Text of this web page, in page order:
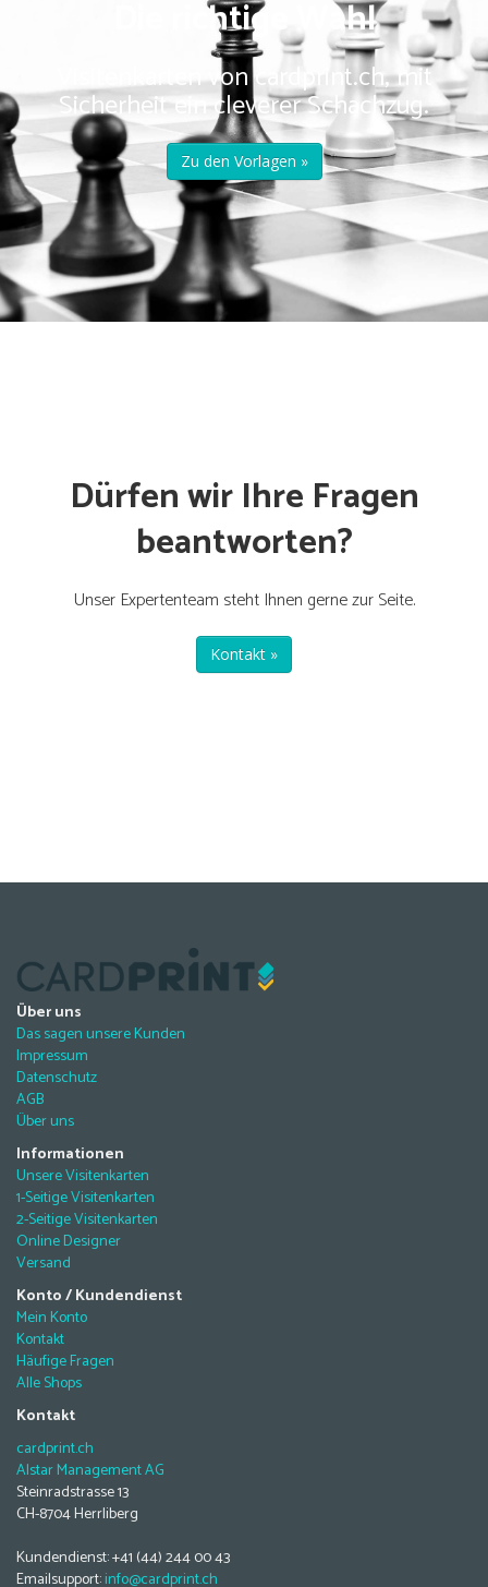
Die richtige Wahl
Visitenkarten von cardprint.ch, mit
Sicherheit ein cleverer Schachzug.
Zu den Vorlagen »
Dürfen wir Ihre Fragen
beantworten?
Unser Expertenteam steht Ihnen gerne zur Seite.
Kontakt »
Über uns
Das sagen unsere Kunden
Impressum
Datenschutz
AGB
Über uns
Informationen
Unsere Visitenkarten
1-Seitige Visitenkarten
2-Seitige Visitenkarten
Online Designer
Versand
Konto / Kundendienst
Mein Konto
Kontakt
Häufige Fragen
Alle Shops
Kontakt
cardprint.ch
Alstar Management AG
Steinradstrasse 13
CH-8704 Herrliberg
Kundendienst: +41 (44) 244 00 43
Emailsupport:info@cardprint.ch